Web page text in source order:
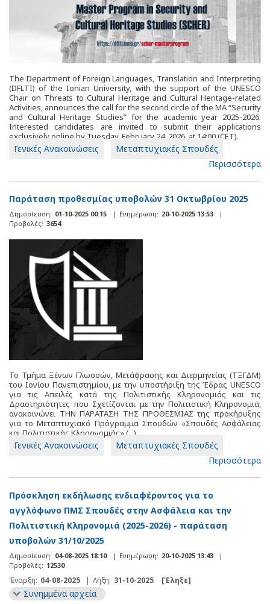
The Department of Foreign Languages, Translation and Interpreting
(DFLTI) of the Ionian University, with the support of the UNESCO
Chair on Threats to Cultural Heritage and Cultural Heritage-related
Activities, announces the call for the second circle of the MA “Security
and Cultural Heritage Studies” for the academic year 2025-2026.
Interested candidates are invited to submit their applications
exclusively online by Tuesday, February 24, 2026, at 14:00 (CET).
Γενικές Ανακοινώσεις
Μεταπτυχιακές Σπουδές
Περισσότερα
Παράταση προθεσμίας υποβολών 31 Οκτωβρίου 2025
Δημοσίευση: 01-10-2025 00:15 | Ενημέρωση: 20-10-2025 13:53
|
Προβολές: 3654
Το Τμήμα Ξένων Γλωσσών, Μετάφρασης και Διερμηνείας (ΤΞΓΔΜ)
του Ιονίου Πανεπιστημίου, με την υποστήριξη της Έδρας UNESCO
για τις Απειλές κατά της Πολιτιστικής Κληρονομιάς και τις
Δραστηριότητες που Σχετίζονται με την Πολιτιστική Κληρονομιά,
ανακοινώνει ΤΗΝ ΠΑΡΑΤΑΣΗ ΤΗΣ ΠΡΟΘΕΣΜΙΑΣ της προκήρυξης
για το Μεταπτυχιακό Πρόγραμμα Σπουδών «Σπουδές Ασφάλειας
και Πολιτιστικής Κληρονομιάς» (...)
Γενικές Ανακοινώσεις
Μεταπτυχιακές Σπουδές
Περισσότερα
Πρόσκληση εκδήλωσης ενδιαφέροντος για το
αγγλόφωνο ΠΜΣ Σπουδές στην Ασφάλεια και την
Πολιτιστική Κληρονομιά (2025-2026) - παράταση
υποβολών 31/10/2025
Δημοσίευση: 04-08-2025 18:10 | Ενημέρωση: 20-10-2025 13:43
|
Προβολές: 12530
Έναρξη: 04-08-2025 | Λήξη: 31-10-2025 [Έληξε]
Συνημμένα αρχεία